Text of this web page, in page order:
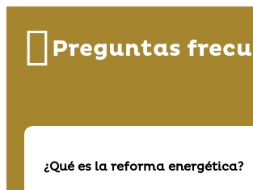
Preguntas
¿Qué es la reforma energética?